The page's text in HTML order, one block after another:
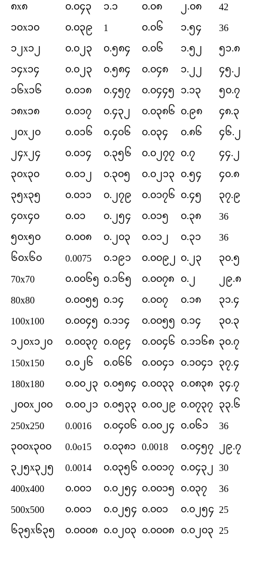
၈x၈
၀.၀၄၃ ၁.၁ ၀.၀၈ ၂.၀၈
42
၁၀x၁၀
၀.၀၃၉ 1 ၀.၀၆ ၁.၅၄
36
၁၂x၁၂
၀.၀၂၃ ၀.၅၈၄ ၀.၀၆ ၁.၅၂ ၅၁.၈
၁၄x၁၄ ၀.၀၂၃ ၀.၅၈၄ ၀.၀၄၈ ၁.၂၂ ၄၅.၂
၁၆x၁၆ ၀.၀၁၈ ၀.၄၅၇ ၀.၀၄၄၅ ၁.၁၃ ၅၀.၇
၁၈x၁၈ ၀.၀၁၇ ၀.၄၃၂ ၀.၀၃၈၆ ၀.၉၈ ၄၈.၃
၂၀x၂၀ ၀.၀၁၆ ၀.၄၀၆ ၀.၀၃၄ ၀.၈၆ ၄၆.၂
၂၄x၂၄ ၀.၀၁၄ ၀.၃၅၆ ၀.၀၂၇၇ ၀.၇ ၄၄.၂
၃၀x၃၀ ၀.၀၁၂ ၀.၃၀၅ ၀.၀၂၁၃ ၀.၅၄ ၄၀.၈
၃၅x၃၅ ၀.၀၁၁ ၀.၂၇၉ ၀.၀၁၇၆ ၀.၄၅ ၃၇.၉
၄၀x၄၀ ၀.၀၁ ၀.၂၅၄ ၀.၀၁၅ ၀.၃၈
36
၅၀x၅၀
၀.၀၀၈ ၀.၂၀၃ ၀.၀၁၂ ၀.၃၁
36
၆၀x၆၀
0.0075 ၀.၁၉၁ ၀.၀၀၉၂ ၀.၂၃ ၃၀.၅
70x70 ၀.၀၀၆၅ ၀.၁၆၅ ၀.၀၀၇၈ ၀.၂ ၂၉.၈
80x80 ၀.၀၀၅၅ ၀.၁၄ ၀.၀၀၇ ၀.၁၈ ၃၁.၄
100x100 ၀.၀၀၄၅ ၀.၁၁၄ ၀.၀၀၅၅ ၀.၁၄ ၃၀.၃
၁၂၀x၁၂၀ ၀.၀၀၃၇ ၀.၀၉၄ ၀.၀၀၄၆ ၀.၁၁၆၈ ၃၀.၇
150x150 ၀.၀၂၆ ၀.၀၆၆ ၀.၀၀၄၁ ၀.၁၀၄၁ ၃၇.၄
180x180 ၀.၀၀၂၃ ၀.၀၅၈၄ ၀.၀၀၃၃ ၀.၀၈၃၈ ၃၄.၇
၂၀၀x၂၀၀ ၀.၀၀၂၁ ၀.၀၅၃၃ ၀.၀၀၂၉ ၀.၀၇၃၇ ၃၃.၆
250x250 0.0016 ၀.၀၄၀၆ ၀.၀၀၂၄ ၀.၀၆၁
36
၃၀၀x၃၀၀
0.0o15 ၀.၀၃၈၁ 0.0018 ၀.၀၄၅၇ ၂၉.၇
၃၂၅x၃၂၅ 0.0014 ၀.၀၃၅၆ ၀.၀၀၁၇ ၀.၀၄၃၂ 30
400x400 ၀.၀၀၁ ၀.၀၂၅၄ ၀.၀၀၁၅ ၀.၀၃၇ 36
500x500 ၀.၀၀၁ ၀.၀၂၅၄ ၀.၀၀၁ ၀.၀၂၅၄ 25
၆၃၅x၆၃၅
၀.၀၀၀၈ ၀.၀၂၀၃ ၀.၀၀၀၈ ၀.၀၂၀၃ 25